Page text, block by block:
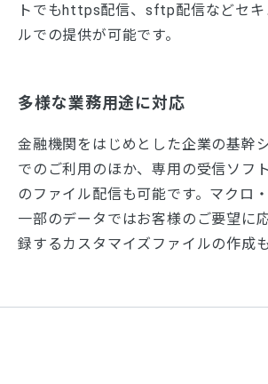
トでもhttps配信、sftp配信などセキ
ルでの提供が可能です。
多様な業務用途に対応
金融機関をはじめとした企業の基幹シ
でのご利用のほか、専用の受信ソフ
のファイル配信も可能です。マクロ
一部のデータではお客様のご要望に
録するカスタマイズファイルの作成も